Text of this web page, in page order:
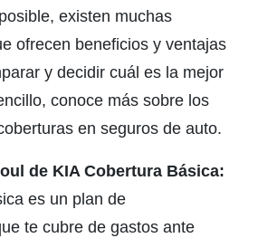
existen muchas
ofrecen beneficios y ventajas
y decidir cuál es la mejor
conoce más sobre los
en seguros de auto.
de KIA Cobertura Básica:
es un plan de
te cubre de gastos ante